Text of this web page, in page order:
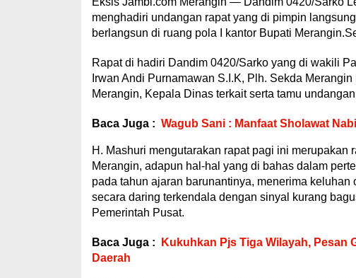
menghadiri undangan rapat yang di pimpin
berlangsun di ruang pola I kantor Bupati
Rapat di hadiri Dandim 0420/Sarko yang di wakili
Irwan Andi Purnamawan S.I.K, Plh. Sekda
Merangin, Kepala Dinas terkait serta tamu
Baca Juga : Wagub Sani : Manfaat Sholawat
H. Mashuri mengutarakan rapat pagi ini
Merangin, adapun hal-hal yang di bahas dalam
pada tahun ajaran barunantinya, menerima
secara daring terkendala dengan sinyal kurang
Pemerintah Pusat.
Baca Juga :
Kukuhkan Pjs Tiga Wilayah,
Daerah